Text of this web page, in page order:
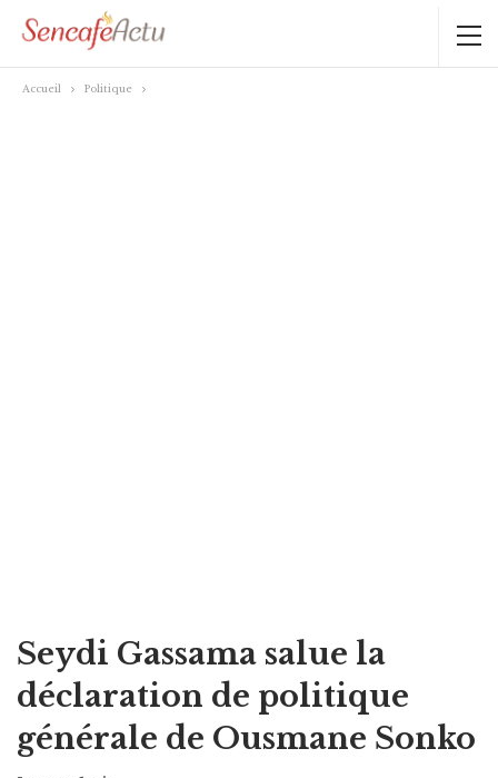
Accueil Politique
Seydi Gassama salue la
déclaration de politique
générale de Ousmane Sonko